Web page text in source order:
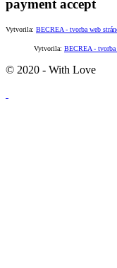
payment accept
Vytvorila: BECREA - tvorba web
Vytvorila: BECREA - tvorba
© 2020 - With Love